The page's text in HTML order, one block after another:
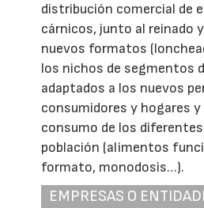
distribución comercial de
cárnicos, junto al reinado
nuevos formatos
los nichos de segmentos
adaptados a los nuevos
consumidores y hogares y
consumo de los
población (alimentos
formato, monodosis…).
EMPRESAS O